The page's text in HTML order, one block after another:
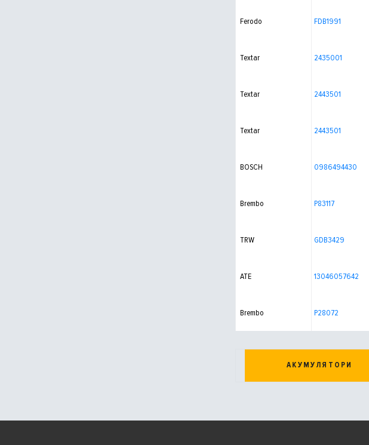
Ferodo FDB1991
Textar 2435001
Textar 2443501
Textar 2443501
BOSCH 0986494430
Brembo P83117
TRW GDB3429
ATE 13046057642
Brembo P28072
АКУМУЛЯТОРИ